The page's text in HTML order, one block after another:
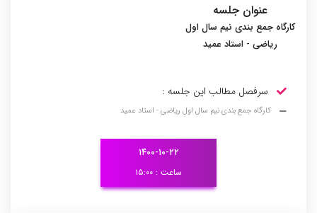
عنوان جلسه
کارگاه جمع بندی نیم سال اول
ریاضی - استاد عمید
سرفصل مطالب این جلسه :
کارگاه جمع بندی نیم سال اول ریاضی - استاد عمید
۱۴۰۰-۱۰-۲۲
ساعت : ۱۵:۰۰